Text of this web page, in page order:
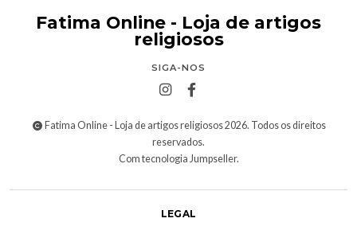
Fatima Online - Loja de artigos
religiosos
SIGA-NOS
Fatima Online - Loja de artigos religiosos 2026. Todos os direitos
reservados.
Com tecnologia Jumpseller.
LEGAL